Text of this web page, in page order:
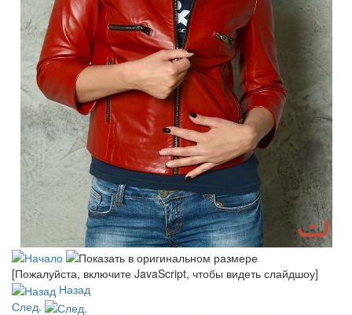
[Пожалуйста, включите JavaScript, чтобы видеть слайдшоу]
Назад
След.